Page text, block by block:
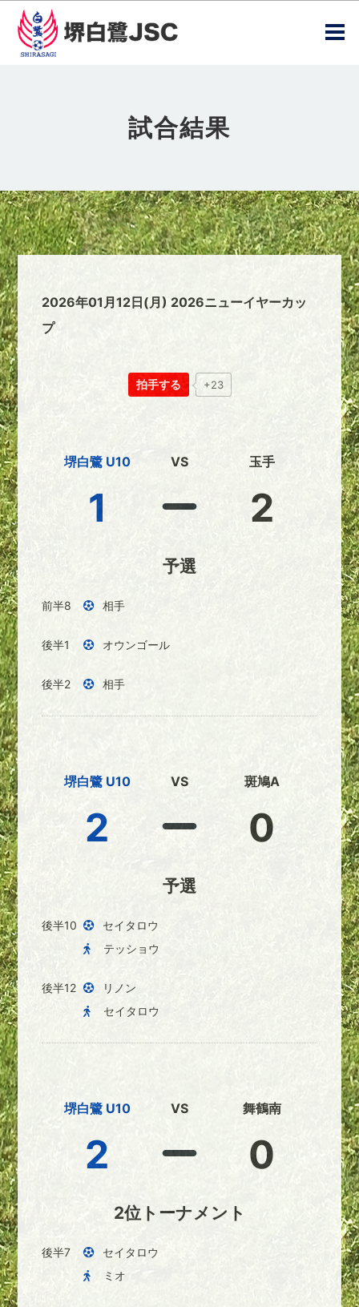
試合結果
2026年01月12日(月) 2026ニューイヤーカッ
プ
拍手する +23
堺白鷺 U10
1
VS 玉手
2
予選
前半8 相手
後半1 オウンゴール
後半2 相手
堺白鷺 U10
2
VS 斑鳩A
0
予選
後半10
セイタロウ
テッショウ
後半12
リノン
セイタロウ
堺白鷺 U10
2
VS 舞鶴南
0
2位トーナメント
後半7
セイタロウ
ミオ